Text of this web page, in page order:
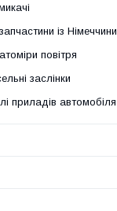
із Німеччини
повітря
заслінки
приладів автомобіля